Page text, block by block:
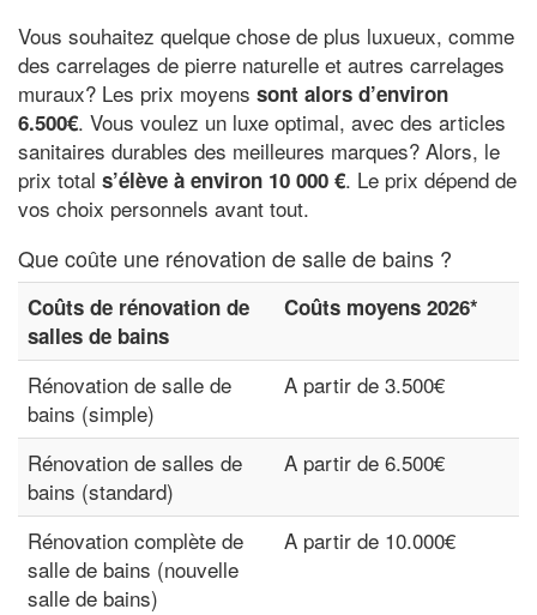
Vous souhaitez quelque chose de plus luxueux, comme
des carrelages de pierre naturelle et autres carrelages
muraux? Les prix moyens sont alors d’environ
6.500€. Vous voulez un luxe optimal, avec des articles
sanitaires durables des meilleures marques? Alors, le
prix total s’élève à environ 10 000 €. Le prix dépend de
vos choix personnels avant tout.
Que coûte une rénovation de salle de bains ?
Coûts de rénovation de
salles de bains
Coûts moyens 2026*
Rénovation de salle de
bains (simple)
A partir de 3.500€
Rénovation de salles de
bains (standard)
A partir de 6.500€
Rénovation complète de
salle de bains (nouvelle
salle de bains)
A partir de 10.000€